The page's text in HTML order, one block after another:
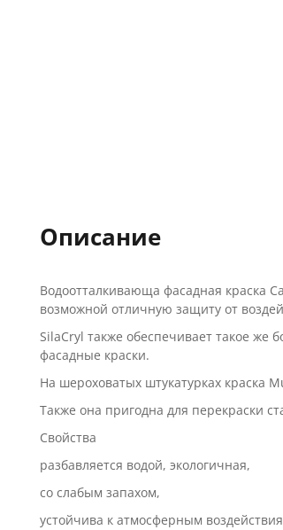
Описание
Водоотталкивающа фасадная краска
возможной отличную защиту от
SilaCryl также обеспечивает такое же
фасадные краски.
На шероховатых штукатурках краска
Также она пригодна для перекраски
Свойства
разбавляется водой, экологичная,
со слабым запахом,
устойчива к атмосферным